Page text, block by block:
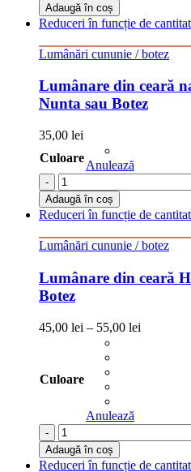
Adaugă în coș
Reduceri în funcție de
Lumânări cununie / botez
Lumânare din ceară
Nunta sau Botez
35,00 lei
Culoare
Anulează
-
Adaugă în coș
Reduceri în funcție de
Lumânări cununie / botez
Lumânare din ceară
Botez
45,00 lei – 55,00 lei
Culoare
Anulează
-
Adaugă în coș
Reduceri în funcție de